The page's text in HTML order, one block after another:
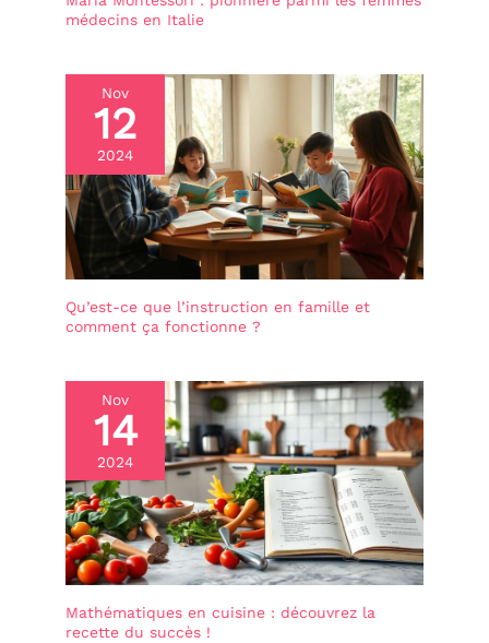
arrêt automatique du
jouet. Fonctionne avec 3
gamme de jouets premier
âge VTech qui
accompagne en toute
sécurité les bébés de la
naissance à 3 ans dans
leur développement et
leurs premiers
apprentissages.
médecins en Italie
Nov
12
2024
Qu’est-ce que l’instruction en famille et
comment ça fonctionne ?
Nov
14
2024
Mathématiques en cuisine : découvrez la
recette du succès !